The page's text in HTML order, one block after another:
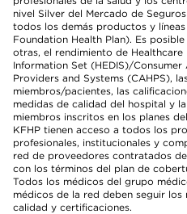
nivel Silver del Mercado de
todos los demás productos y
Foundation Health Plan). Es
otras, el rendimiento de Healthcare
Information Set (HEDIS)/Consumer
Providers and Systems (CAHPS),
miembros/pacientes, las
medidas de calidad del hospital y
miembros inscritos en los planes
KFHP tienen acceso a todos los
profesionales, institucionales y
red de proveedores contratados
con los términos del plan de
Todos los médicos del grupo
médicos de la red deben seguir
calidad y certificaciones.